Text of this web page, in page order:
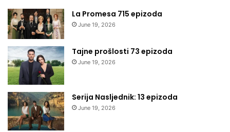
La Promesa 715 epizoda
June 19, 2026
Tajne prošlosti 73 epizoda
June 19, 2026
Serija Nasljednik: 13 epizoda
June 19, 2026